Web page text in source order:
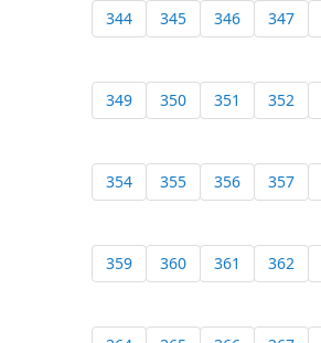
344 345 346 347
349 350 351 352
354 355 356 357
359 360 361 362